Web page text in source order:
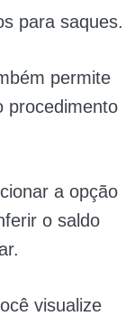
para saques.
permite
procedimento
a opção
o saldo
visualize